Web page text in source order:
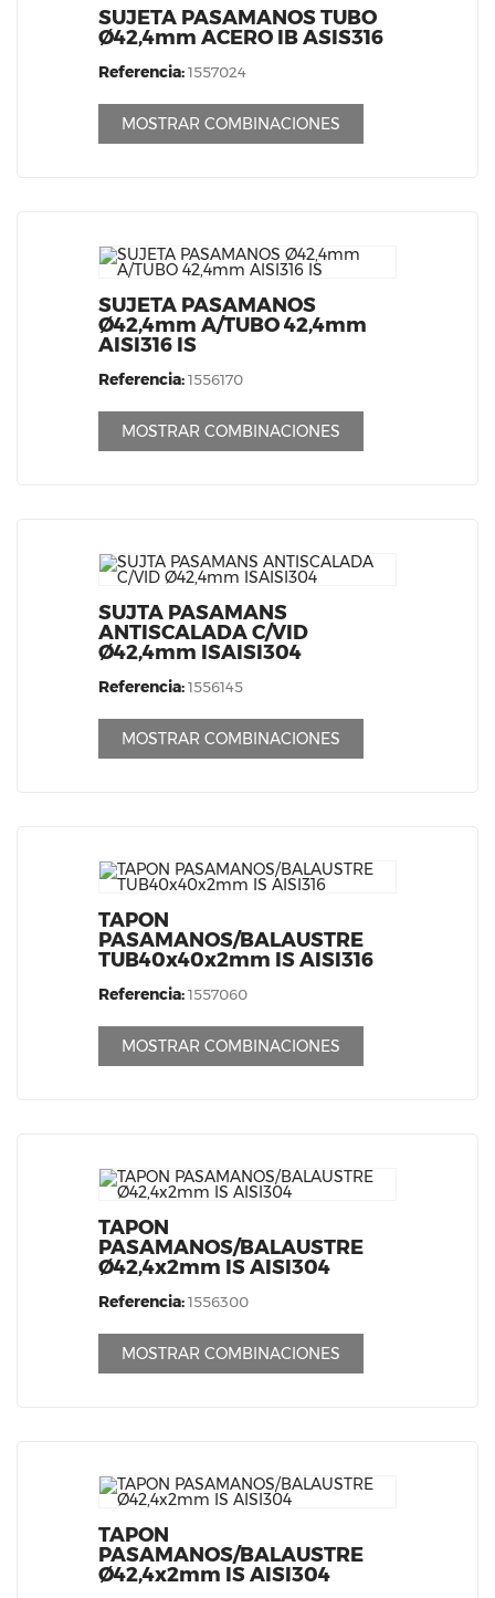
SUJETA PASAMANOS TUBO
Ø42,4mm ACERO IB ASIS316
Referencia:1557024
MOSTRAR COMBINACIONES
SUJETA PASAMANOS
Ø42,4mm A/TUBO 42,4mm
AISI316 IS
Referencia:1556170
MOSTRAR COMBINACIONES
SUJTA PASAMANS
ANTISCALADA C/VID
Ø42,4mm ISAISI304
Referencia:1556145
MOSTRAR COMBINACIONES
TAPON
PASAMANOS/BALAUSTRE
TUB40x40x2mm IS AISI316
Referencia:1557060
MOSTRAR COMBINACIONES
TAPON
PASAMANOS/BALAUSTRE
Ø42,4x2mm IS AISI304
Referencia:1556300
MOSTRAR COMBINACIONES
TAPON
PASAMANOS/BALAUSTRE
Ø42,4x2mm IS AISI304